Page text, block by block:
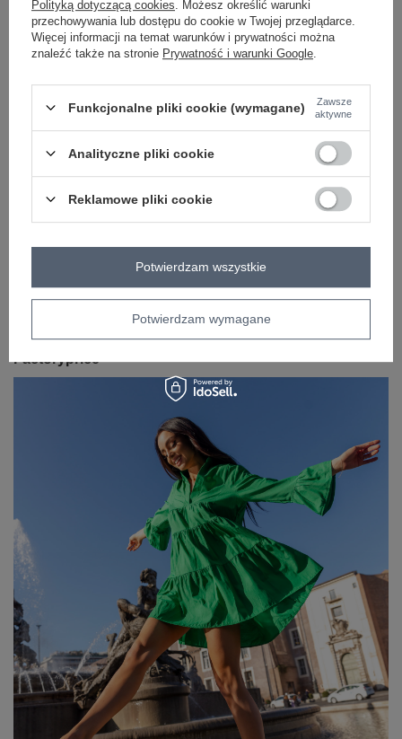
długość
standardowa
rękaw
krótki rękaw
skład materiału
90% bawełna 10% elastan
OPINIE
ZWROTY I WYMIANA
ZAKŁADKA KOSZTY WYSYŁKI
Z naszego bloga
TikTok Challenge i 5 Stylizacji z Hurtowni Odzieży
Factoryprice
Polityką dotyczącą cookies . Możesz określić warunki
przechowywania lub dostępu do cookie w Twojej przeglądarce.
Więcej informacji na temat warunków i prywatności można
znaleźć także na stronie Prywatność i warunki Google
Funkcjonalne pliki cookie (wymagane)
Zawsze
aktywne
Analityczne pliki cookie
Reklamowe pliki cookie
Potwierdzam wymagane
Potwierdzam wszystkie